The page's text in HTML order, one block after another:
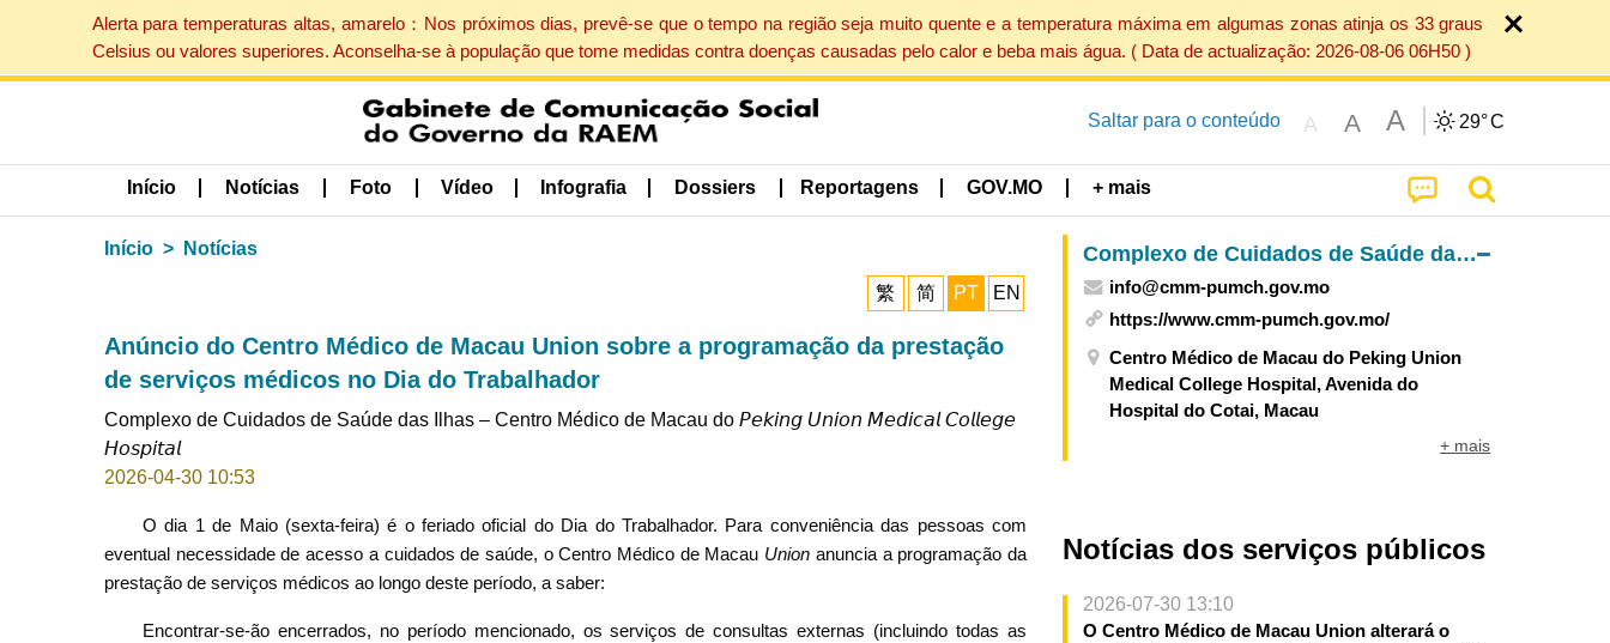
Alerta para temperaturas altas, amarelo：Nos próximos dias, prevê-se que o tempo na região seja muito quente e a temperatura máxima em algumas zonas atinja os 33 graus
Celsius ou valores superiores. Aconselha-se à população que tome medidas contra doenças causadas pelo calor e beba mais água. ( Data de actualização: 2026-08-06 06H50 )
Saltar para o conteúdo A A A 29°C
Início Notícias Foto Vídeo Infografia Dossiers Reportagens GOV.MO + mais
Início Notícias
繁 简 PT EN
Anúncio do Centro Médico de Macau Union sobre a programação da prestação
de serviços médicos no Dia do Trabalhador
Complexo de Cuidados de Saúde das Ilhas – Centro Médico de Macau do 𝘗𝘦𝘬𝘪𝘯𝘨 𝘜𝘯𝘪𝘰𝘯 𝘔𝘦𝘥𝘪𝘤𝘢𝘭 𝘊𝘰𝘭𝘭𝘦𝘨𝘦
𝘏𝘰𝘴𝘱𝘪𝘵𝘢𝘭
2026-04-30 10:53
O dia 1 de Maio (sexta-feira) é o feriado oficial do Dia do Trabalhador. Para conveniência das pessoas com
eventual necessidade de acesso a cuidados de saúde, o Centro Médico de Macau Union anuncia a programação da
prestação de serviços médicos ao longo deste período, a saber:
Encontrar-se-ão encerrados, no período mencionado, os serviços de consultas externas (incluindo todas as
Complexo de Cuidados de Saúde das Ilhas – Centro Médico de Macau do Peking Union Medical College Hospital
info@cmm-pumch.gov.mo
https://www.cmm-pumch.gov.mo/
Centro Médico de Macau do Peking Union
Medical College Hospital, Avenida do
Hospital do Cotai, Macau
+ mais
Notícias dos serviços públicos
2026-07-30 13:10
O Centro Médico de Macau Union alterará o